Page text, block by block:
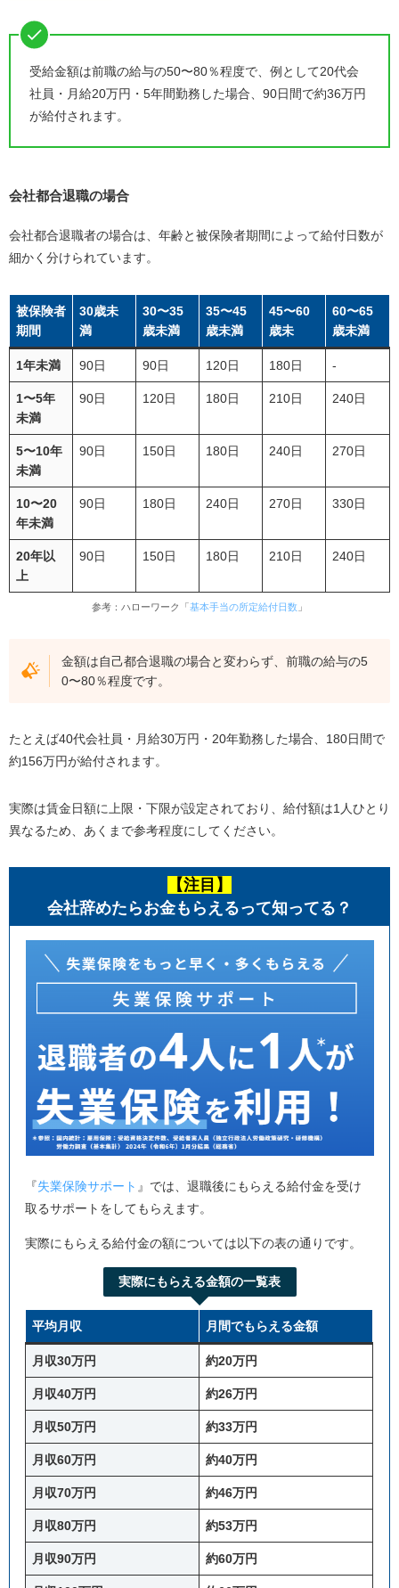
受給金額は前職の給与の50〜80％程度で、例として20代会
社員・月給20万円・5年間勤務した場合、90日間で約36万円
が給付されます。
会社都合退職の場合
会社都合退職者の場合は、年齢と被保険者期間によって給付日数が
細かく分けられています。
被保険者
期間
30歳未
満
30〜35
歳未満
35〜45
歳未満
45〜60
歳未
60〜65
歳未満
1年未満 90日 90日 120日 180日 -
1〜5年
未満
90日 120日 180日 210日 240日
5〜10年
未満
90日 150日 180日 240日 270日
10〜20
年未満
90日 180日 240日 270日 330日
20年以
上
90日 150日 180日 210日 240日
参考：ハローワーク「基本手当の所定給付日数 」
金額は自己都合退職の場合と変わらず、前職の給与の5
0〜80％程度です。
たとえば40代会社員・月給30万円・20年勤務した場合、180日間で
約156万円が給付されます。
実際は賃金日額に上限・下限が設定されており、給付額は1人ひとり
異なるため、あくまで参考程度にしてください。
【注目】
会社辞めたらお金もらえるって知ってる？
『失業保険サポート 』では、退職後にもらえる給付金を受け
取るサポートをしてもらえます。
実際にもらえる給付金の額については以下の表の通りです。
実際にもらえる金額の一覧表
平均月収 月間でもらえる金額
月収30万円 約20万円
月収40万円 約26万円
月収50万円 約33万円
月収60万円 約40万円
月収70万円 約46万円
月収80万円 約53万円
月収90万円 約60万円